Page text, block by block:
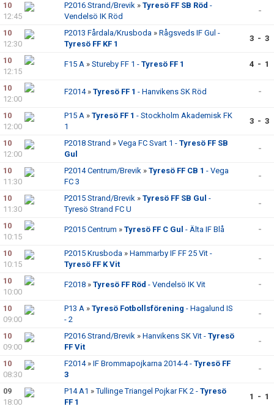
10
12:45
P2016 Strand/Brevik » Tyresö FF SB Röd -
Vendelsö IK Röd
-
10
12:30
P2013 Fårdala/Krusboda » Rågsveds IF Gul -
Tyresö FF KF 1
3 - 3
10
12:15
F15 A » Stureby FF 1 - Tyresö FF 1 4 - 1
10
12:00
F2014» Tyresö FF 1 - Hanvikens SK Röd -
10
12:00
P15 A » Tyresö FF 1 - Stockholm Akademisk FK
1
3 - 3
10
12:00
P2018 Strand » Vega FC Svart 1 - Tyresö FF SB
Gul
-
10
11:30
P2014 Centrum/Brevik » Tyresö FF CB 1 - Vega
FC 3
-
10
11:30
P2015 Strand/Brevik » Tyresö FF SB Gul -
Tyresö Strand FC U
-
10
10:15
P2015 Centrum » Tyresö FF C Gul - Älta IF Blå -
10
10:15
P2015 Krusboda » Hammarby IF FF 25 Vit -
Tyresö FF K Vit
-
10
10:00
F2018 » Tyresö FF Röd - Vendelsö IK Vit -
10
09:00
P13 A » Tyresö Fotbollsförening - Hagalund IS
- 2
-
10
09:00
P2016 Strand/Brevik » Hanvikens SK Vit - Tyresö
FF Vit
-
10
08:30
F2014» IF Brommapojkarna 2014-4 - Tyresö FF
3
-
09
18:00
P14 A1 »Tullinge Triangel Pojkar FK 2 - Tyresö
FF 1
1 - 1